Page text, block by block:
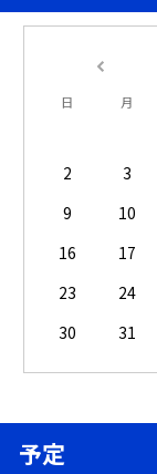
日 月
2
3
9
10
16
17
23
24
30
31
予定